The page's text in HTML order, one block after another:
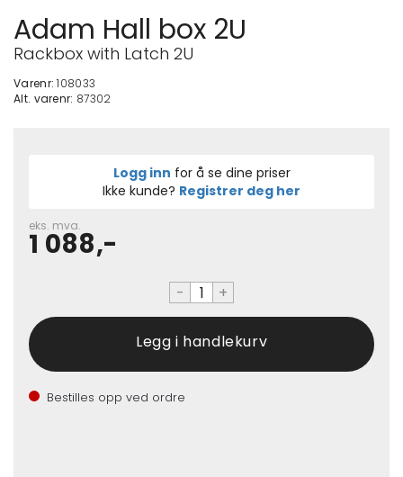
Adam Hall box 2U
Rackbox with Latch 2U
Varenr:108033
Alt. varenr: 87302
Logg inn for å se dine priser
Ikke kunde? Registrer deg her
eks. mva.
1 088,-
- +
Bestilles opp ved ordre